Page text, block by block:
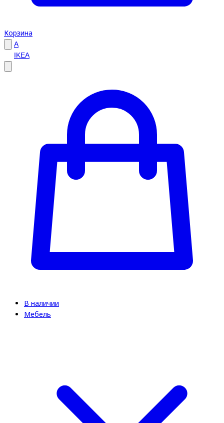
Корзина
A
IKEA
В наличии
Мебель